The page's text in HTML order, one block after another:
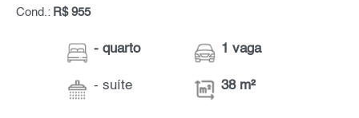
Cond.: R$ 955
- quarto
- suíte
1 vaga
38 m²